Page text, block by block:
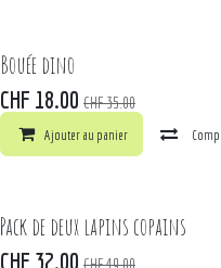
Ajouter à la liste de souhaits
Bouée dino
CHF 18.00 CHF35.00
Ajouter au panier
Pack de deux lapins copains
CHF 32.00